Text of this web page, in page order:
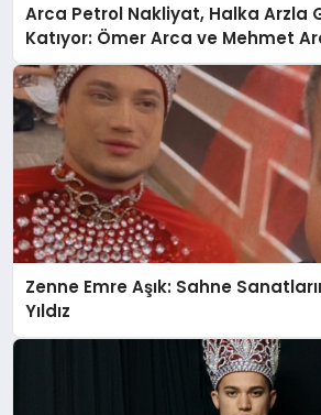
Arca Petrol Nakliyat, Halka Arzla
Katıyor: Ömer Arca ve Mehmet
Güçlü Yatırım
Zenne Emre Aşık: Sahne
Yıldız